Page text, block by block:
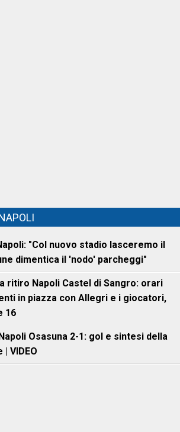
"Col nuovo stadio lasceremo il
dimentica il 'nodo' parcheggi"
ritiro Napoli Castel di Sangro: orari
in piazza con Allegri e i giocatori,
16
Osasuna 2-1: gol e sintesi della
VIDEO